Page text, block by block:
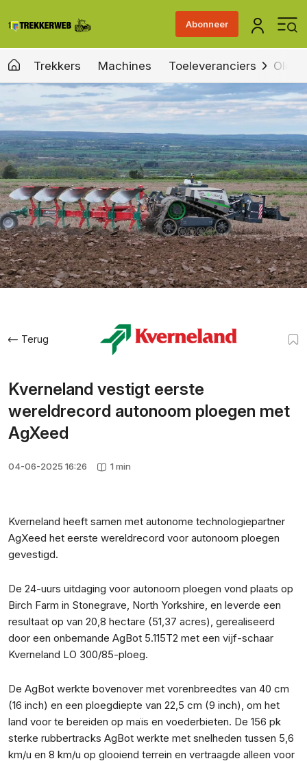
Abonneer
Trekkers Machines Toeleveranciers Old &
Terug
Kverneland vestigt eerste
wereldrecord autonoom ploegen met
AgXeed
04-06-2025 16:26 1 min
Kverneland heeft samen met autonome technologiepartner
AgXeed het eerste wereldrecord voor autonoom ploegen
gevestigd.
De 24-uurs uitdaging voor autonoom ploegen vond plaats op
Birch Farm in Stonegrave, North Yorkshire, en leverde een
resultaat op van 20,8 hectare (51,37 acres), gerealiseerd
door een onbemande AgBot 5.115T2 met een vijf-schaar
Kverneland LO 300/85-ploeg.
De AgBot werkte bovenover met vorenbreedtes van 40 cm
(16 inch) en een ploegdiepte van 22,5 cm (9 inch), om het
land voor te bereiden op maïs en voederbieten. De 156 pk
sterke rubbertracks AgBot werkte met snelheden tussen 5,6
km/u en 8 km/u op glooiend terrein en vertraagde alleen voor